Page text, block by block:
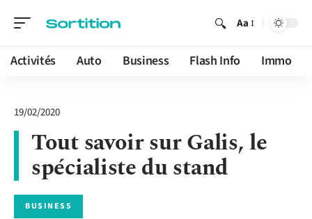
Aa
Activités Auto Business Flash Info Immo
19/02/2020
Tout savoir sur Galis, le
spécialiste du stand
BUSINESS